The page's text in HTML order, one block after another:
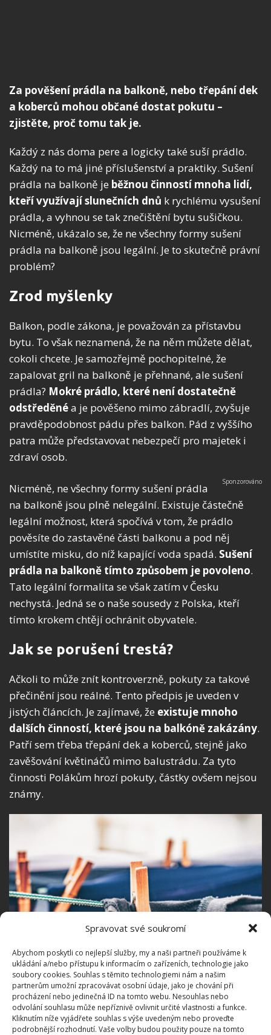
Spravovat své soukromí
Abychom poskytli co nejlepší služby, my a naši partneři používáme k
ukládání a/nebo přístupu k informacím o zařízeních, technologie jako
soubory cookies. Souhlas s těmito technologiemi nám a našim
partnerům umožní zpracovávat osobní údaje, jako je chování při
procházení nebo jedinečná ID na tomto webu. Nesouhlas nebo
odvolání souhlasu může nepříznivě ovlivnit určité vlastnosti a funkce.
Kliknutím níže vyjádřete souhlas s výše uvedeným nebo proveďte
podrobnější rozhodnutí. Vaše volby budou použity pouze na tomto
Za pověšení prádla na balkoně, nebo třepání dek
a koberců mohou občané dostat pokutu –
zjistěte, proč tomu tak je.
Každý z nás doma pere a logicky také suší prádlo.
Každý na to má jiné příslušenství a praktiky. Sušení
prádla na balkoně je běžnou činností mnoha lidí,
kteřívyužívají slunečních dnů k rychlému vysušení
prádla, a vyhnou se tak znečištění bytu sušičkou.
Nicméně, ukázalo se, že ne všechny formy sušení
prádla na balkoně jsou legální. Je to skutečně právní
problém?
Zrod myšlenky
Balkon, podle zákona, je považován za přístavbu
bytu. To však neznamená, že na něm můžete dělat,
cokoli chcete. Je samozřejmě pochopitelné, že
zapalovat gril na balkoně je přehnané, ale sušení
prádla? Mokré prádlo, které není dostatečně
odstředěnéa je pověšeno mimo zábradlí, zvyšuje
pravděpodobnost pádu přes balkon. Pád z vyššího
patra může představovat nebezpečí pro majetek i
zdraví osob.
Nicméně, ne všechny formy sušení prádla
na balkoně jsou plně nelegální. Existuje částečně
legální možnost, která spočívá v tom, že prádlo
pověsíte do zastavěné části balkonu a pod něj
umístíte misku, do níž kapající voda spadá. Sušení
prádla na balkoně tímto způsobem je povoleno.
Tato legální formalita se však zatím v Česku
nechystá. Jedná se o naše sousedy z Polska, kteří
tímto krokem chtějí ochránit obyvatele.
Jak se porušení trestá?
Ačkoli to může znít kontroverzně, pokuty za takové
přečinění jsou reálné. Tento předpis je uveden v
jistých článcích. Je zajímavé, že existuje mnoho
dalších činností, které jsou na balkóně zakázány.
Patří sem třeba třepání dek a koberců, stejně jako
zavěšování květináčů mimo balustrádu. Za tyto
činnosti Polákům hrozí pokuty, částky ovšem nejsou
známy.
Fotografie: Pixabay
Zde se nabízí otázka, kde končí péče o bezpečnost